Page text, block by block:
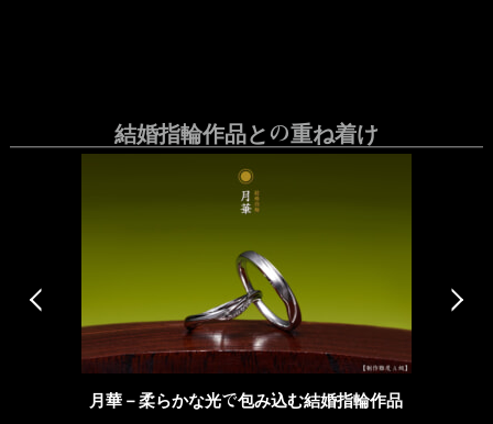
結婚指輪作品との重ね着け
月華－柔らかな光で包み込む結婚指輪作品